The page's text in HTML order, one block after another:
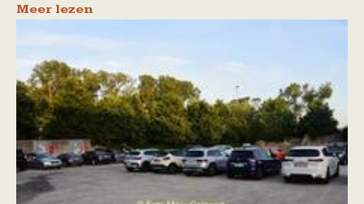
Meer lezen